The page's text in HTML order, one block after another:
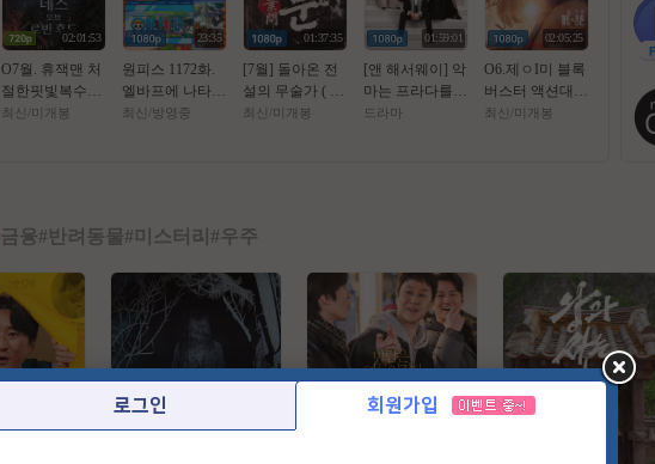
02:01:53
O7월. 휴잭맨 처
절한핏빛복수극
(( _ 로 빈 후 드 _
최신/미개봉
23:35
원피스 1172화.
엘바프에 나타난
괴물. 가장 두려
최신/방영중
01:37:35
[7월] 돌아온 전
설의 무술가 ( 종
ㅅr 엽 문 2 ) 한
최신/미개봉
01:59:01
[앤 해서웨이] 악
마는 프라다를
입는다 2. 2026 (2
드라마
02:05:25
O6.제ㅇI미 블록
버스터 액션대작
[ 핫 트 오 브 스
최신/미개봉
금융#반려동물#미스터리 #우주
로그인 회원가입